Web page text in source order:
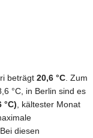
beträgt 20,6 °C . Zum
°C, in Berlin sind es
°C) , kältester Monat
. Bei diesen